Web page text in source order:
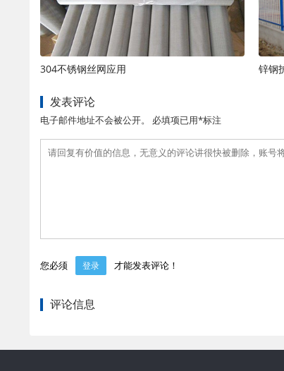
304不锈钢丝网应用 锌钢
发表评论
电子邮件地址不会被公开。 必填项已用*标注
您必须 登录 才能发表评论！
评论信息